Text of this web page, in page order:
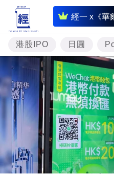
經一 x《華
即
時
財
經
專
題
投
資
樓
港股IPO 日圓